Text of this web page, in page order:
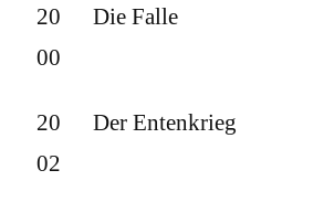
20
00
Die Falle
20
02
Der Entenkrieg